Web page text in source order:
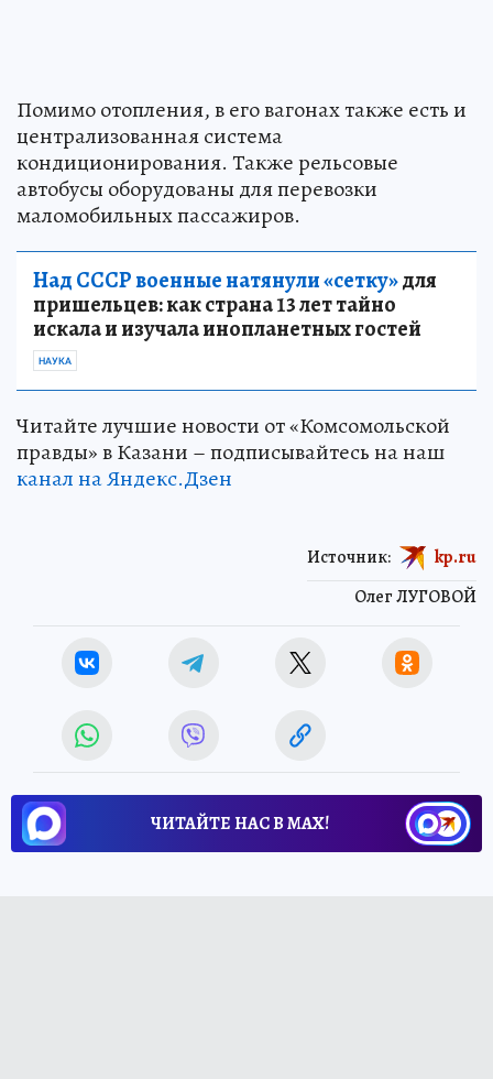
Помимо отопления, в его вагонах также есть и
централизованная система
кондиционирования. Также рельсовые
автобусы оборудованы для перевозки
маломобильных пассажиров.
Над СССР военные натянули «сетку»для
пришельцев: как страна 13 лет тайно
искала и изучала инопланетных гостей
НАУКА
Читайте лучшие новости от «Комсомольской
правды» в Казани – подписывайтесь на наш
канал на Яндекс.Дзен
Олег ЛУГОВОЙ
Источник: kp.ru
ЧИТАЙТЕ НАС В МАХ!